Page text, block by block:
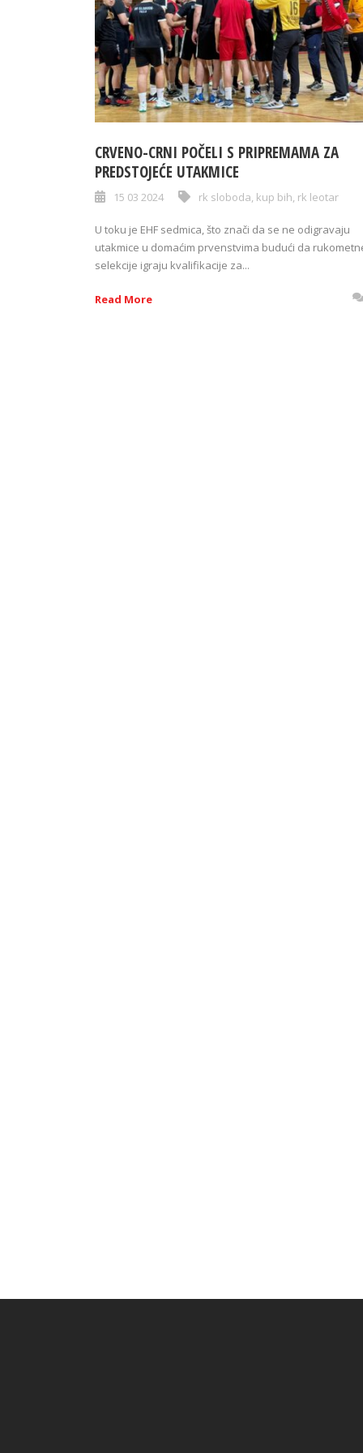
CRVENO-CRNI POČELI S PRIPREMAMA ZA
PREDSTOJEĆE UTAKMICE
15 03 2024 rk sloboda kup bih rk leotar
U toku je EHF sedmica, što znači da se ne odigravaju
utakmice u domaćim prvenstvima budući da
selekcije igraju kvalifikacije za...
Read More